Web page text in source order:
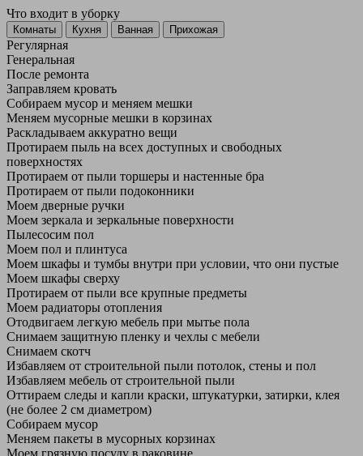
Что входит в уборку
Регу­лярная
Гене­ральная
После ремонта
Заправляем кровать
Собираем мусор и меняем мешки
Меняем мусорные мешки в корзинах
Раскладываем аккуратно вещи
Протираем пыль на всех доступных и свободных
поверхностях
Протираем от пыли торшеры и настенные бра
Протираем от пыли подоконники
Моем дверные ручки
Моем зеркала и зеркальные поверхности
Пылесосим пол
Моем пол и плинтуса
Моем шкафы и тумбы внутри при условии, что они пустые
Моем шкафы сверху
Протираем от пыли все крупные предметы
Моем радиаторы отопления
Отодвигаем легкую мебель при мытье пола
Снимаем защитную пленку и чехлы с мебели
Снимаем скотч
Избавляем от строительной пыли потолок, стены и пол
Избавляем мебель от строительной пыли
Оттираем следы и капли краски, штукатурки, затирки, клея
(не более 2 см диаметром)
Собираем мусор
Меняем пакеты в мусорных корзинах
Моем грязную посуду в раковине